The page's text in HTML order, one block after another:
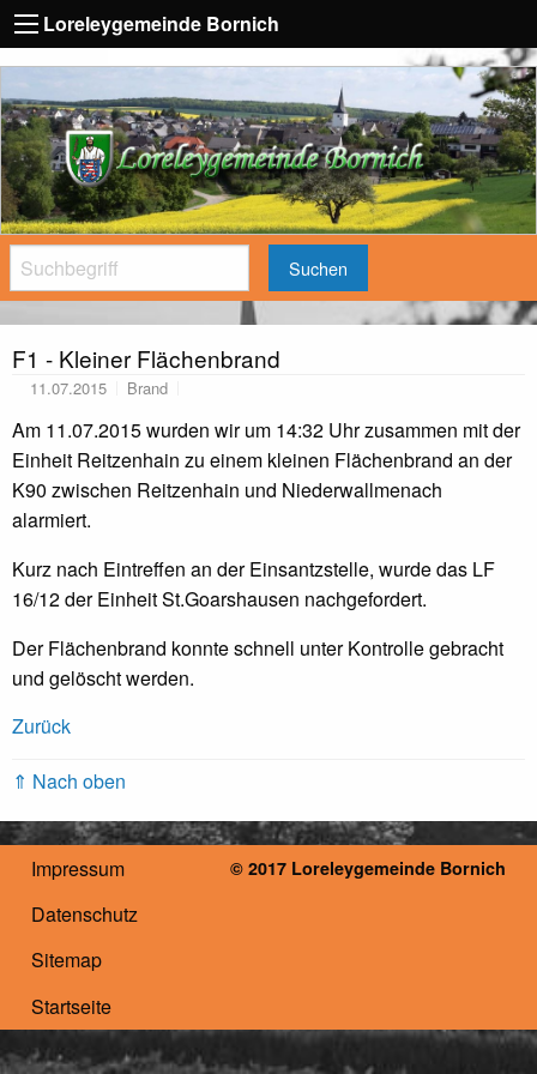
Loreleygemeinde Bornich
Suchen
F1 - Kleiner Flächenbrand
11.07.2015 Brand
Am 11.07.2015 wurden wir um 14:32 Uhr zusammen mit der
Einheit Reitzenhain zu einem kleinen Flächenbrand an der
K90 zwischen Reitzenhain und Niederwallmenach
alarmiert.
Kurz nach Eintreffen an der Einsantzstelle, wurde das LF
16/12 der Einheit St.Goarshausen nachgefordert.
Der Flächenbrand konnte schnell unter Kontrolle gebracht
und gelöscht werden.
Zurück
⇑ Nach oben
Impressum
Datenschutz
Sitemap
Startseite
© 2017 Loreleygemeinde Bornich